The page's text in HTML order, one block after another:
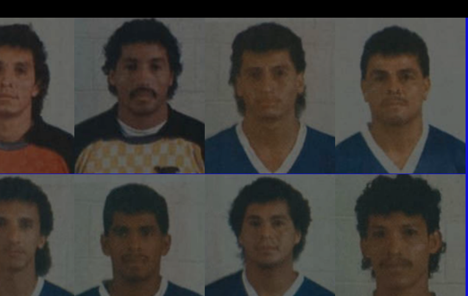
RIVERA NOEL SANTILLANA WILLIAM OSORIO JORGE ABREGO
ESTRADA MARIO MAYEN MEZA GIOVANNI TRIGUEROS
Defensa
FREDY ORELLANA
Defensa